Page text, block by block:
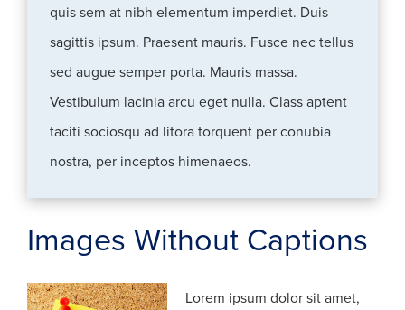
quis sem at nibh elementum imperdiet. Duis
sagittis ipsum. Praesent mauris. Fusce nec tellus
sed augue semper porta. Mauris massa.
Vestibulum lacinia arcu eget nulla. Class aptent
taciti sociosqu ad litora torquent per conubia
nostra, per inceptos himenaeos.
Images Without Captions
Lorem ipsum dolor sit amet,